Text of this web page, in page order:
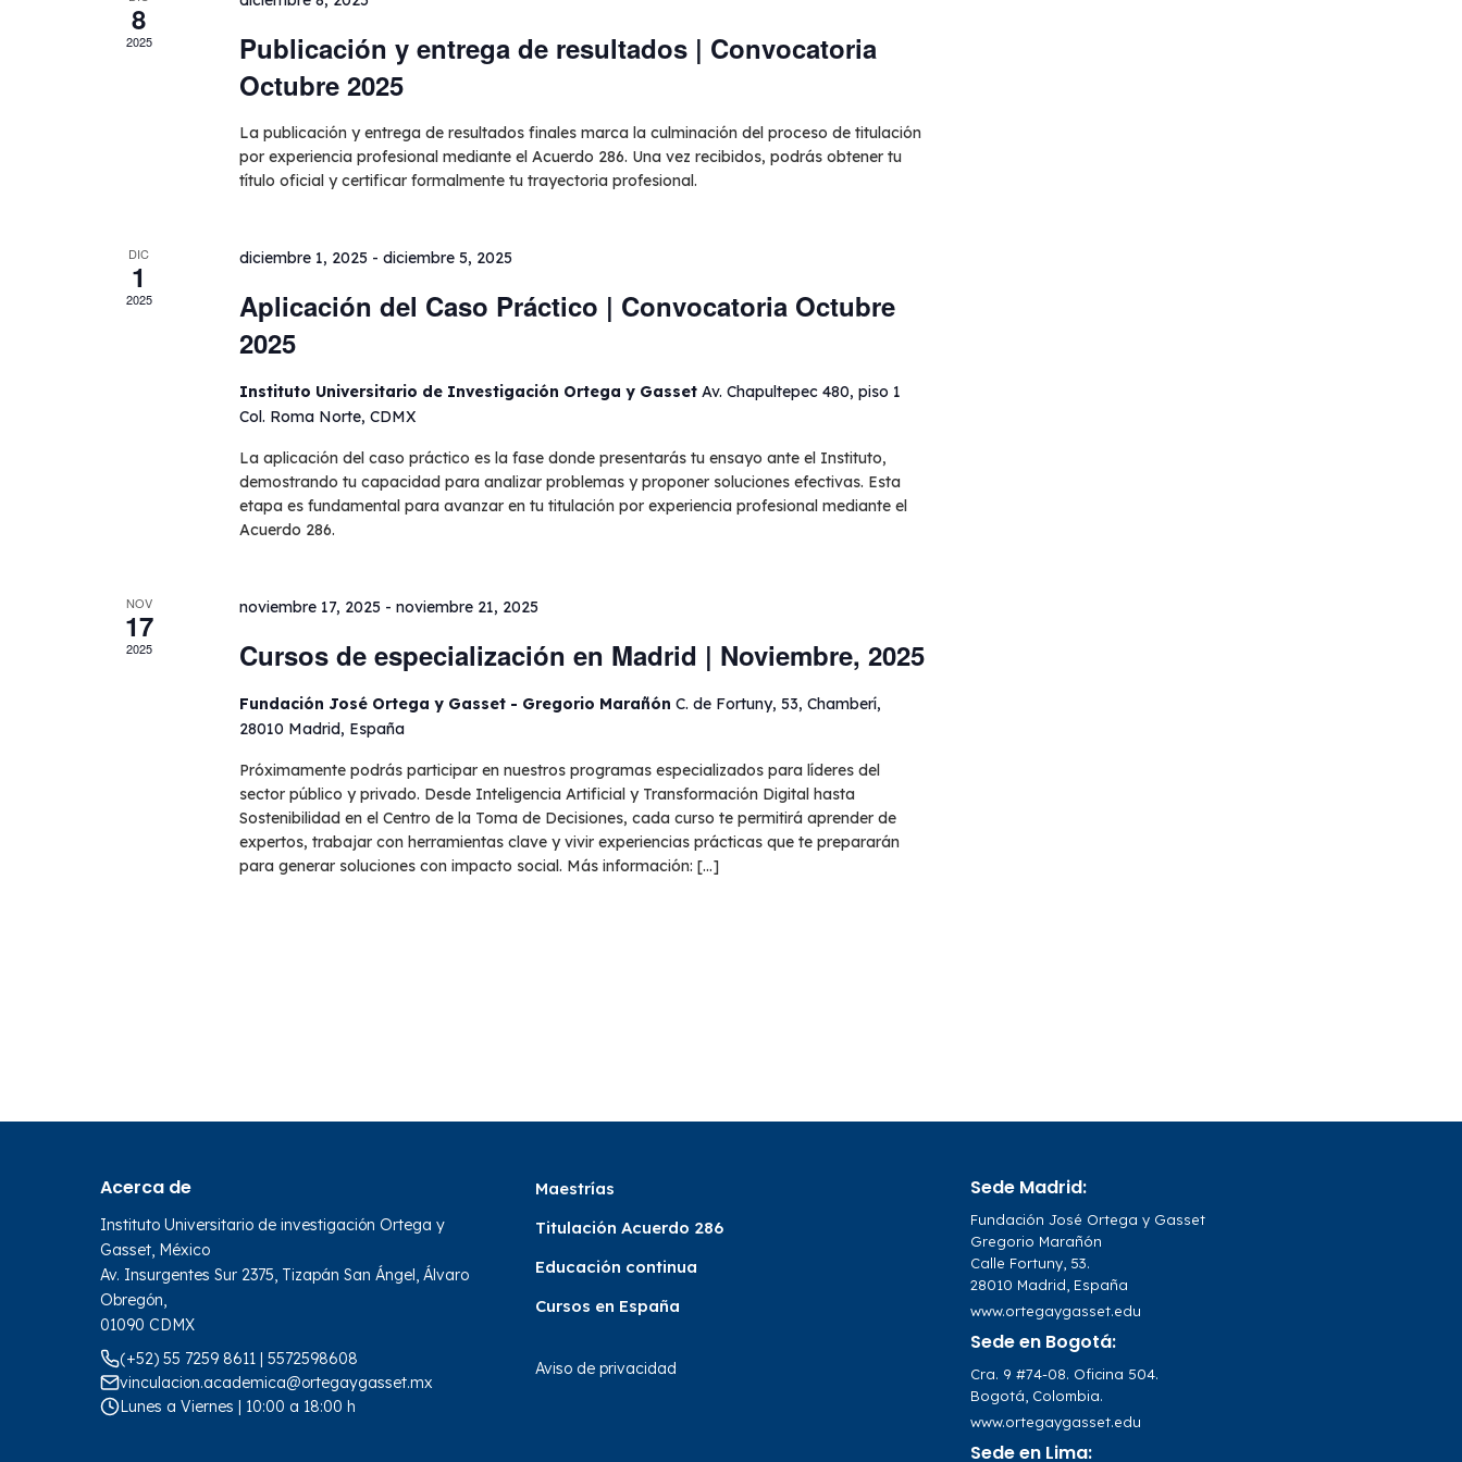
Eventos
8
2025
Publicación y entrega de resultados | Convocatoria
Octubre 2025
La publicación y entrega de resultados finales marca la culminación del proceso de titulación
por experiencia profesional mediante el Acuerdo 286. Una vez recibidos, podrás obtener tu
título oficial y certificar formalmente tu trayectoria profesional.
DIC
1
2025
diciembre 1, 2025- diciembre 5, 2025
Aplicación del Caso Práctico | Convocatoria Octubre
2025
Instituto Universitario de Investigación Ortega y Gasset Av. Chapultepec 480, piso 1
Col. Roma Norte, CDMX
La aplicación del caso práctico es la fase donde presentarás tu ensayo ante el Instituto,
demostrando tu capacidad para analizar problemas y proponer soluciones efectivas. Esta
etapa es fundamental para avanzar en tu titulación por experiencia profesional mediante el
Acuerdo 286.
NOV
17
2025
noviembre 17, 2025- noviembre 21, 2025
Cursos de especialización en Madrid | Noviembre, 2025
Fundación José Ortega y Gasset - Gregorio Marañón C. de Fortuny, 53, Chamberí,
28010 Madrid, España
Próximamente podrás participar en nuestros programas especializados para líderes del
sector público y privado. Desde Inteligencia Artificial y Transformación Digital hasta
Sostenibilidad en el Centro de la Toma de Decisiones, cada curso te permitirá aprender de
expertos, trabajar con herramientas clave y vivir experiencias prácticas que te prepararán
para generar soluciones con impacto social. Más información: […]
Acerca de
Instituto Universitario de investigación Ortega y
Gasset, México
Av. Insurgentes Sur 2375, Tizapán San Ángel, Álvaro
Obregón,
01090 CDMX
(+52) 55 7259 8611 | 5572598608
vinculacion.academica@ortegaygasset.mx
Lunes a Viernes | 10:00 a 18:00 h
Maestrías
Titulación Acuerdo 286
Educación continua
Cursos en España
Aviso de privacidad
Sede Madrid:
Fundación José Ortega y Gasset
Gregorio Marañón
Calle Fortuny, 53.
28010 Madrid, España
www.ortegaygasset.edu
Sede en Bogotá:
Cra. 9 #74-08. Oficina 504.
Bogotá, Colombia.
www.ortegaygasset.edu
Sede en Lima: